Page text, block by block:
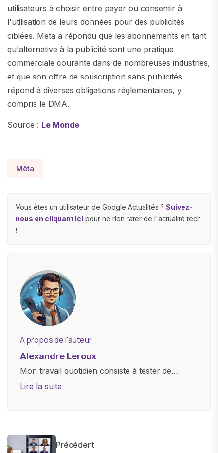
utilisateurs à choisir entre payer ou consentir à
l'utilisation de leurs données pour des publicités
ciblées. Meta a répondu que les abonnements en tant
qu'alternative à la publicité sont une pratique
commerciale courante dans de nombreuses industries,
et que son offre de souscription sans publicités
répond à diverses obligations réglementaires, y
compris le DMA.
Source : Le Monde
Mêta
Vous êtes un utilisateur de Google Actualités ? Suivez-
nous en cliquant ici pour ne rien rater de l'actualité tech
!
A propos de l'auteur
Alexandre Leroux
Mon travail quotidien consiste à tester de
nouveaux appareils, à rédiger des critiques
informations précises et pertinentes pour aider
Lire la suite
Précédent